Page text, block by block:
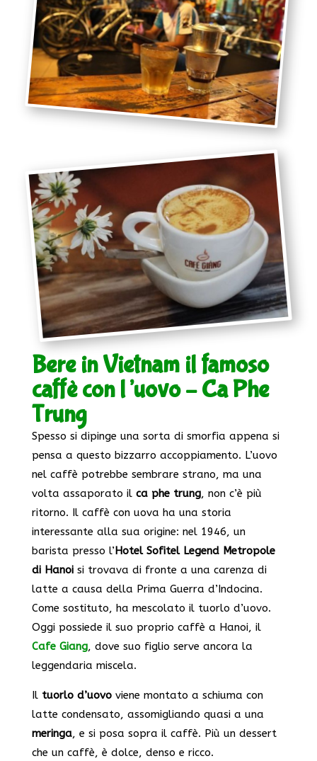
Bere in Vietnam il famoso
caffè con l’uovo – Ca Phe
Trung
Spesso si dipinge una sorta di smorfia appena si
pensa a questo bizzarro accoppiamento. L’uovo
nel caffè potrebbe sembrare strano, ma una
volta assaporato il ca phe trung, non c’è più
ritorno. Il caffè con uova ha una storia
interessante alla sua origine: nel 1946, un
barista presso l’Hotel Sofitel Legend Metropole
di Hanoi si trovava di fronte a una carenza di
latte a causa della Prima Guerra d’Indocina.
Come sostituto, ha mescolato il tuorlo d’uovo.
Oggi possiede il suo proprio caffè a Hanoi, il
Cafe Giang, dove suo figlio serve ancora la
leggendaria miscela.
Il tuorlo d’uovoviene montato a schiuma con
latte condensato, assomigliando quasi a una
meringa, e si posa sopra il caffè. Più un dessert
che un caffè, è dolce, denso e ricco.